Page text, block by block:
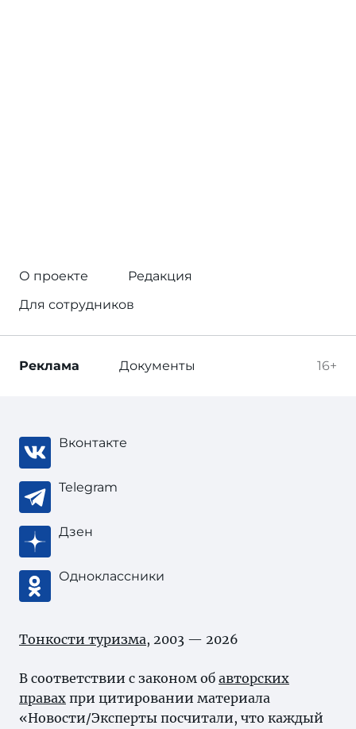
О проекте
Редакция
Для сотрудников
16+
Реклама Документы
Вконтакте
Telegram
Дзен
Одноклассники
Тонкости туризма, 2003 — 2026
В соответствии с законом об авторских
правах при цитировании материала
«Новости/Эксперты посчитали, что каждый